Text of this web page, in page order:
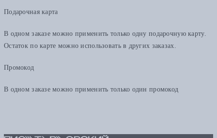
Подарочная карта
В одном заказе можно применить только одну подарочную карту.
Остаток по карте можно использовать в других заказах.
Промокод
В одном заказе можно применить только один промокод